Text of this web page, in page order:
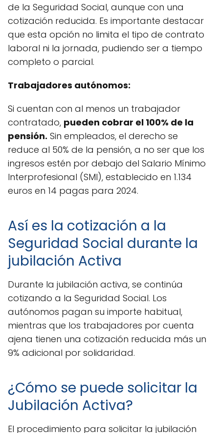
de la Seguridad Social, aunque con una
cotización reducida. Es importante destacar
que esta opción no limita el tipo de contrato
laboral ni la jornada, pudiendo ser a tiempo
completo o parcial.
Trabajadores autónomos:
Si cuentan con al menos un trabajador
contratado, pueden cobrar el 100% de la
pensión. Sin empleados, el derecho se
reduce al 50% de la pensión, a no ser que los
ingresos estén por debajo del Salario Mínimo
Interprofesional (SMI), establecido en 1.134
euros en 14 pagas para 2024.
Así es la cotización a la
Seguridad Social durante la
jubilación Activa
Durante la jubilación activa, se continúa
cotizando a la Seguridad Social. Los
autónomos pagan su importe habitual,
mientras que los trabajadores por cuenta
ajena tienen una cotización reducida más un
9% adicional por solidaridad.
¿Cómo se puede solicitar la
Jubilación Activa?
El procedimiento para solicitar la jubilación